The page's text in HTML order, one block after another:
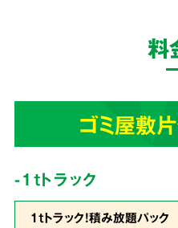
を心がけて
業界最安値
料
ゴミ屋敷
-1tトラック
1ｔトラック！積み放題パック